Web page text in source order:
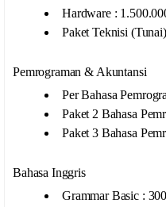
Hardware :
Paket Teknisi
Pemrograman & Akuntansi
Per Bahasa
Paket 2 Bahasa
Paket 3 Bahasa
Bahasa Inggris
Grammar Basic :